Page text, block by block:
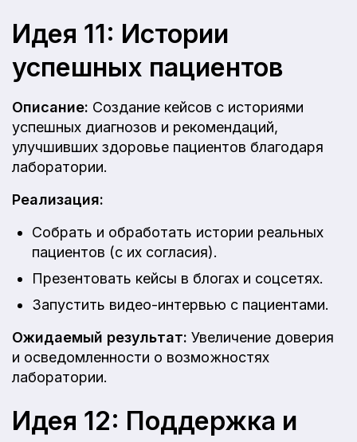
Идея 11: Истории
успешных пациентов
Описание: Создание кейсов с историями
успешных диагнозов и рекомендаций,
улучшивших здоровье пациентов благодаря
лаборатории.
Реализация:
Собрать и обработать истории реальных
пациентов (с их согласия).
Презентовать кейсы в блогах и соцсетях.
Запустить видео-интервью с пациентами.
Ожидаемый результат: Увеличение доверия
и осведомленности о возможностях
лаборатории.
Идея 12: Поддержка и